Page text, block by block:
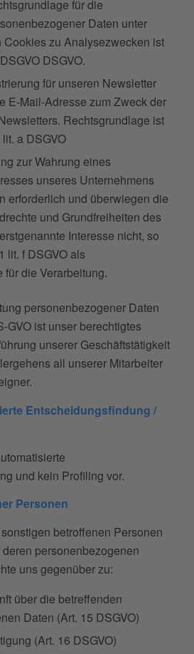
für die
Daten unter
Cookies zu Analysezwecken ist
DSGVO.
für unseren Newsletter
E-Mail-Adresse zum Zweck der
Rechtsgrundlage ist
a DSGVO
zur Wahrung eines
unseres Unternehmens
erforderlich und überwiegen die
und Grundfreiheiten des
Interesse nicht, so
lit. f DSGVO als
für die Verarbeitung.
personenbezogener Daten
GVO ist unser berechtigtes
unserer Geschäftstätigkeit
all unserer Mitarbeiter
Entscheidungsfindung /
und kein Profiling vor.
Personen
betroffenen Personen
personenbezogenen
uns gegenüber zu:
über die betreffenden
Daten (Art. 15 DSGVO)
(Art. 16 DSGVO)